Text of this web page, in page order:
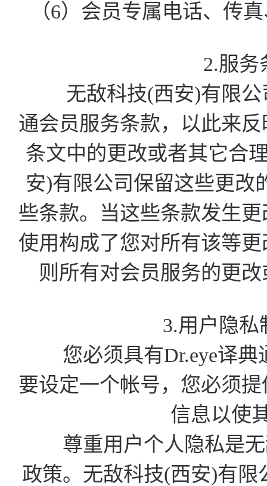
（6）会员专属电话、传
2.服务
无敌科技(西安)有限公
通会员服务条款，以此来
条文中的更改或者其它合
安)有限公司保留这些更改
些条款。当这些条款发生
使用构成了您对所有该等
则所有对会员服务的更
3.用户隐私
您必须具有Dr.eye译典
要设定一个帐号，您必须
信息以使
尊重用户个人隐私是无
政策。无敌科技(西安)有